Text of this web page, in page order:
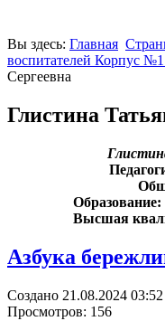
Вы здесь: Главная
воспитателей Корпус
Сергеевна
Глистина
Образование:
Высшая
Азбука
Создано 21.08.2024 03:52
Просмотров: 156